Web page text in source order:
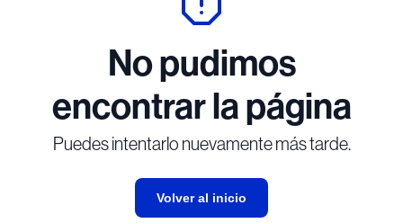
No pudimos
encontrar la página
Puedes intentarlo nuevamente más tarde.
Volver al inicio